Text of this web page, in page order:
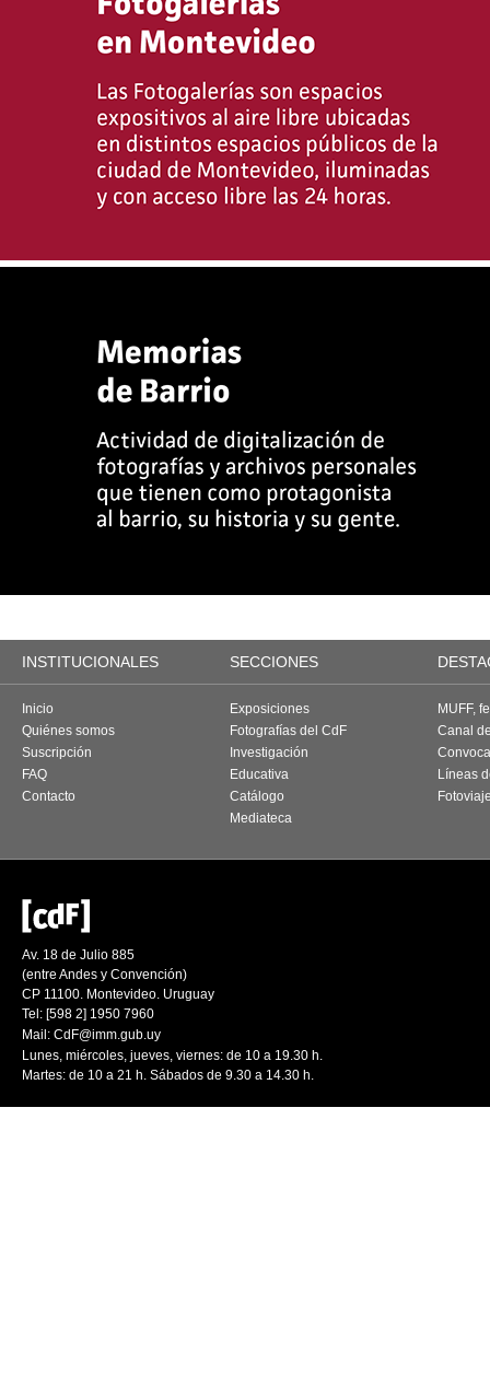
INSTITUCIONALES SECCIONES
Inicio
Quiénes somos
Suscripción
FAQ
Contacto
Exposiciones
Fotografías del CdF
Investigación
Educativa
Catálogo
Mediateca
MUFF,
Canal
Líneas
Av. 18 de Julio 885
(entre Andes y Convención)
CP 11100. Montevideo. Uruguay
Tel: [598 2] 1950 7960
Mail: CdF@imm.gub.uy
Lunes, miércoles, jueves, viernes: de 10 a 19.30 h.
Martes: de 10 a 21 h. Sábados de 9.30 a 14.30 h.